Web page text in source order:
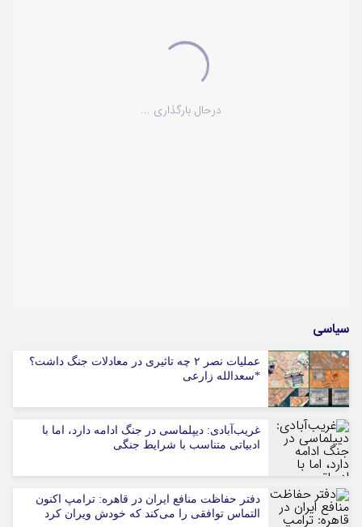
درحال بارگذاری ...
سیاسی
عملیات نصر ۲ چه تاثیری در معادلات جنگ داشت؟
*سعدالله زارعی
غریب‌آبادی: دیپلماسی در جنگ ادامه دارد، اما با
ادبیاتی متناسب با شرایط جنگی
دفتر حفاظت منافع ایران در قاهره: ترامپ اکنون
التماس توافقی را می‌کند که خودش ویران کرد